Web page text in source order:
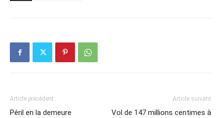
Article précédent
Péril en la demeure
Article suivant
Vol de 147 millions centimes à